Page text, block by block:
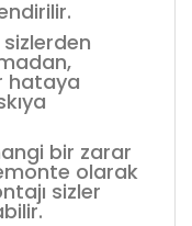
hataya
bir zarar
olarak
sizler